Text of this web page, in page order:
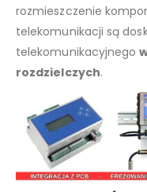
rozmieszczenie
telekomunikacji są
telekomunikacyjnego
rozdzielczych.